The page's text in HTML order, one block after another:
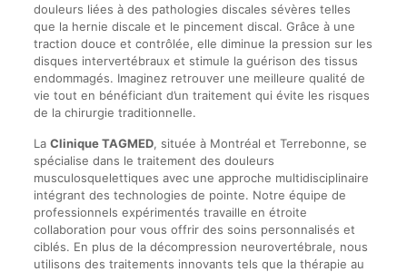
douleurs liées à des pathologies discales sévères telles
que la hernie discale et le pincement discal. Grâce à une
traction douce et contrôlée, elle diminue la pression sur les
disques intervertébraux et stimule la guérison des tissus
endommagés. Imaginez retrouver une meilleure qualité de
vie tout en bénéficiant d’un traitement qui évite les risques
de la chirurgie traditionnelle.
La Clinique TAGMED, située à Montréal et Terrebonne, se
spécialise dans le traitement des douleurs
musculosquelettiques avec une approche multidisciplinaire
intégrant des technologies de pointe. Notre équipe de
professionnels expérimentés travaille en étroite
collaboration pour vous offrir des soins personnalisés et
ciblés. En plus de la décompression neurovertébrale, nous
utilisons des traitements innovants tels que la thérapie au